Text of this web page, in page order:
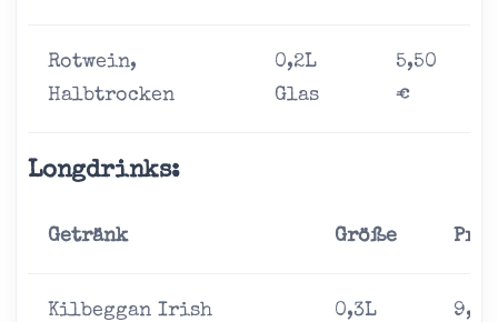
Rotwein,
Halbtrocken
0,2L
Glas
5,50
€
Longdrinks:
Getränk Größe
Kilbeggan Irish
0,3L
9,00